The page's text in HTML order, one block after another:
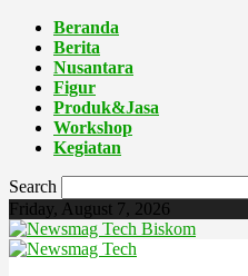
Beranda
Berita
Nusantara
Figur
Produk&Jasa
Workshop
Kegiatan
Search
Friday, August 7, 2026
Biskom